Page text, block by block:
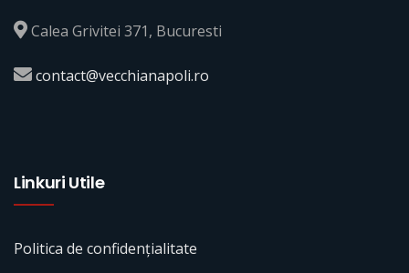
Linkuri Utile
Politica de confidențialitate
Calea Grivitei 371, Bucuresti
contact@vecchianapoli.ro